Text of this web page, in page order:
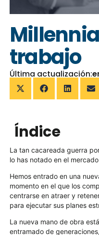
trabajo
Última actualización:
Índice
La tan cacareada guerra
lo has notado en el
Hemos entrado en una
momento en el que los
centrarse en atraer y
para ejecutar sus planes
La nueva mano de obra
entramado de